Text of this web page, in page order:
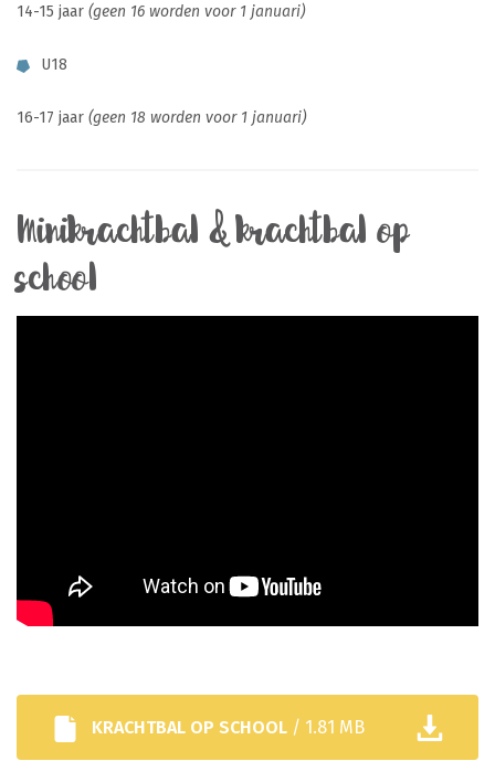
14-15 jaar (geen 16 worden voor 1 januari)
U18
16-17 jaar (geen 18 worden voor 1 januari)
Minikrachtbal & krachtbal op
school
KRACHTBAL OP SCHOOL / 1.81 MB